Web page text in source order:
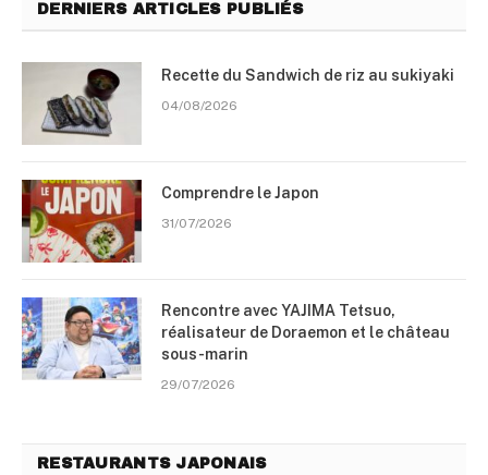
DERNIERS ARTICLES PUBLIÉS
Recette du Sandwich de riz au sukiyaki
04/08/2026
Comprendre le Japon
31/07/2026
Rencontre avec YAJIMA Tetsuo,
réalisateur de Doraemon et le château
sous-marin
29/07/2026
RESTAURANTS JAPONAIS